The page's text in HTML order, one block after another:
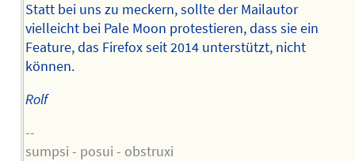
Statt bei uns zu meckern, sollte der Mailautor
vielleicht bei Pale Moon protestieren, dass sie ein
Feature, das Firefox seit 2014 unterstützt, nicht
können.
Rolf
--
sumpsi - posui - obstruxi